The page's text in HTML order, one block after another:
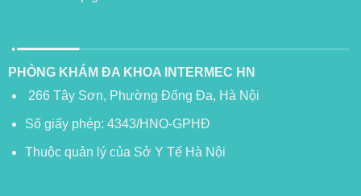
PHÒNG KHÁM ĐA KHOA INTERMEC HN
266 Tây Sơn, Phường Đống Đa, Hà Nội
Số giấy phép: 4343/HNO-GPHĐ
Thuộc quản lý của Sở Y Tế Hà Nội